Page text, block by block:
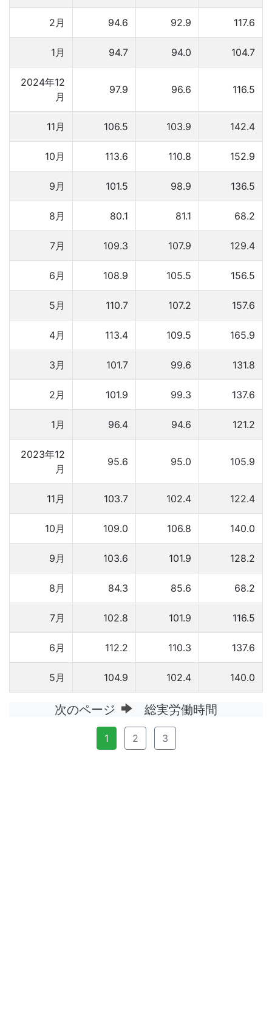
2月 94.6 92.9 117.6
1月 94.7 94.0 104.7
2024年12
月
97.9 96.6 116.5
11月 106.5 103.9 142.4
10月 113.6 110.8 152.9
9月 101.5 98.9 136.5
8月 80.1 81.1 68.2
7月 109.3 107.9 129.4
6月 108.9 105.5 156.5
5月 110.7 107.2 157.6
4月 113.4 109.5 165.9
3月 101.7 99.6 131.8
2月 101.9 99.3 137.6
1月 96.4 94.6 121.2
2023年12
月
95.6 95.0 105.9
11月 103.7 102.4 122.4
10月 109.0 106.8 140.0
9月 103.6 101.9 128.2
8月 84.3 85.6 68.2
7月 102.8 101.9 116.5
6月 112.2 110.3 137.6
5月 104.9 102.4 140.0
次のページ 総実労働時間
1 2 3